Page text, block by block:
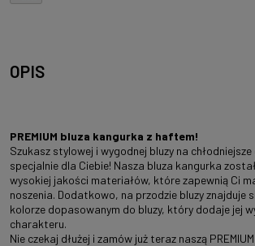
OPIS
PREMIUM bluza kangurka z haftem!
Szukasz stylowej i wygodnej bluzy na chłodniejsze
specjalnie dla Ciebie! Nasza bluza kangurka
wysokiej jakości materiałów, które zapewnią Ci
noszenia. Dodatkowo, na przodzie bluzy znajduje
kolorze dopasowanym do bluzy, który dodaje jej
charakteru.
Nie czekaj dłużej i zamów już teraz naszą